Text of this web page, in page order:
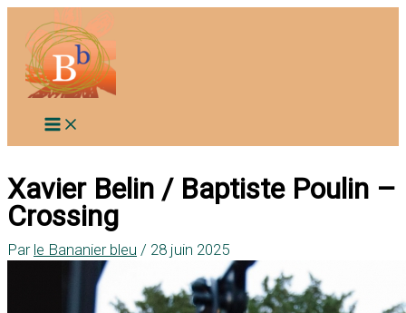
contenu
Xavier Belin / Baptiste Poulin –
Crossing
Par le Bananier bleu / 28 juin 2025